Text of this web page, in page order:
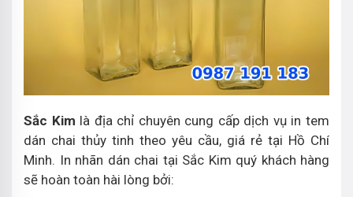
Sắc Kim là địa chỉ chuyên cung cấp dịch vụ in tem
dán chai thủy tinh theo yêu cầu, giá rẻ tại Hồ Chí
Minh. In nhãn dán chai tại Sắc Kim quý khách hàng
sẽ hoàn toàn hài lòng bởi: